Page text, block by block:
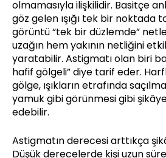
olmamasıyla ilişkilidir. Basitçe
göz gelen ışığı tek bir noktada
görüntü “tek bir düzlemde”
uzağın hem yakının netliğini
yaratabilir. Astigmatı olan biri
hafif gölgeli” diye tarif eder.
gölge, ışıkların etrafında
yamuk gibi görünmesi gibi
edebilir.
Astigmatın derecesi arttıkça
Düşük derecelerde kişi uzun